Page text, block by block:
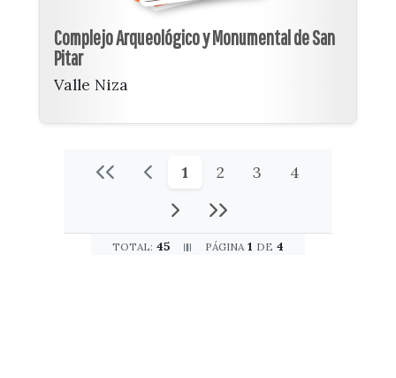
Complejo Arqueológico y Monumental de San
Pitar
Valle Niza
1 2 3 4
TOTAL: 45 PÁGINA 1 DE 4